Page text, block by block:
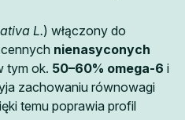
L.) włączony do
nienasyconych
tym ok. 50–60% omega-6 i
zachowaniu równowagi
temu poprawia profil